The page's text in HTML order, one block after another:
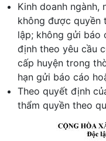
Kinh doanh ngành,
không được quyền
lập; không gửi báo
định theo yêu cầu
cấp huyện trong
hạn gửi báo cáo
Theo quyết định
thẩm quyền theo